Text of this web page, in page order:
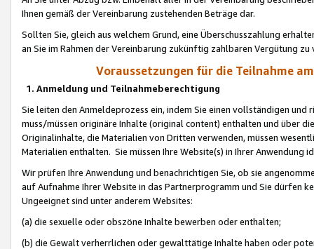
Ihnen gemäß der Vereinbarung zustehenden Beträge dar.
Sollten Sie, gleich aus welchem Grund, eine Überschusszahlung
an Sie im Rahmen der Vereinbarung zukünftig zahlbaren Vergütung zu
Voraussetzungen für die Teilnahme
1. Anmeldung und Teilnahmeberechtigung
Sie leiten den Anmeldeprozess ein, indem Sie einen vollständigen
muss/müssen originäre Inhalte (original content) enthalten und über
Originalinhalte, die Materialien von Dritten verwenden, müssen
Materialien enthalten. Sie müssen Ihre Website(s) in Ihrer Anwendung
Wir prüfen Ihre Anwendung und benachrichtigen Sie, ob sie
auf Aufnahme Ihrer Website in das Partnerprogramm und Sie dürfen
Ungeeignet sind unter anderem Websites:
(a) die sexuelle oder obszöne Inhalte bewerben oder enthalten;
(b) die Gewalt verherrlichen oder gewalttätige Inhalte haben oder